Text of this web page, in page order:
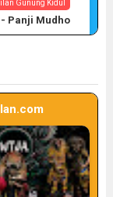
Gunung Kidul
- Panji Mudho